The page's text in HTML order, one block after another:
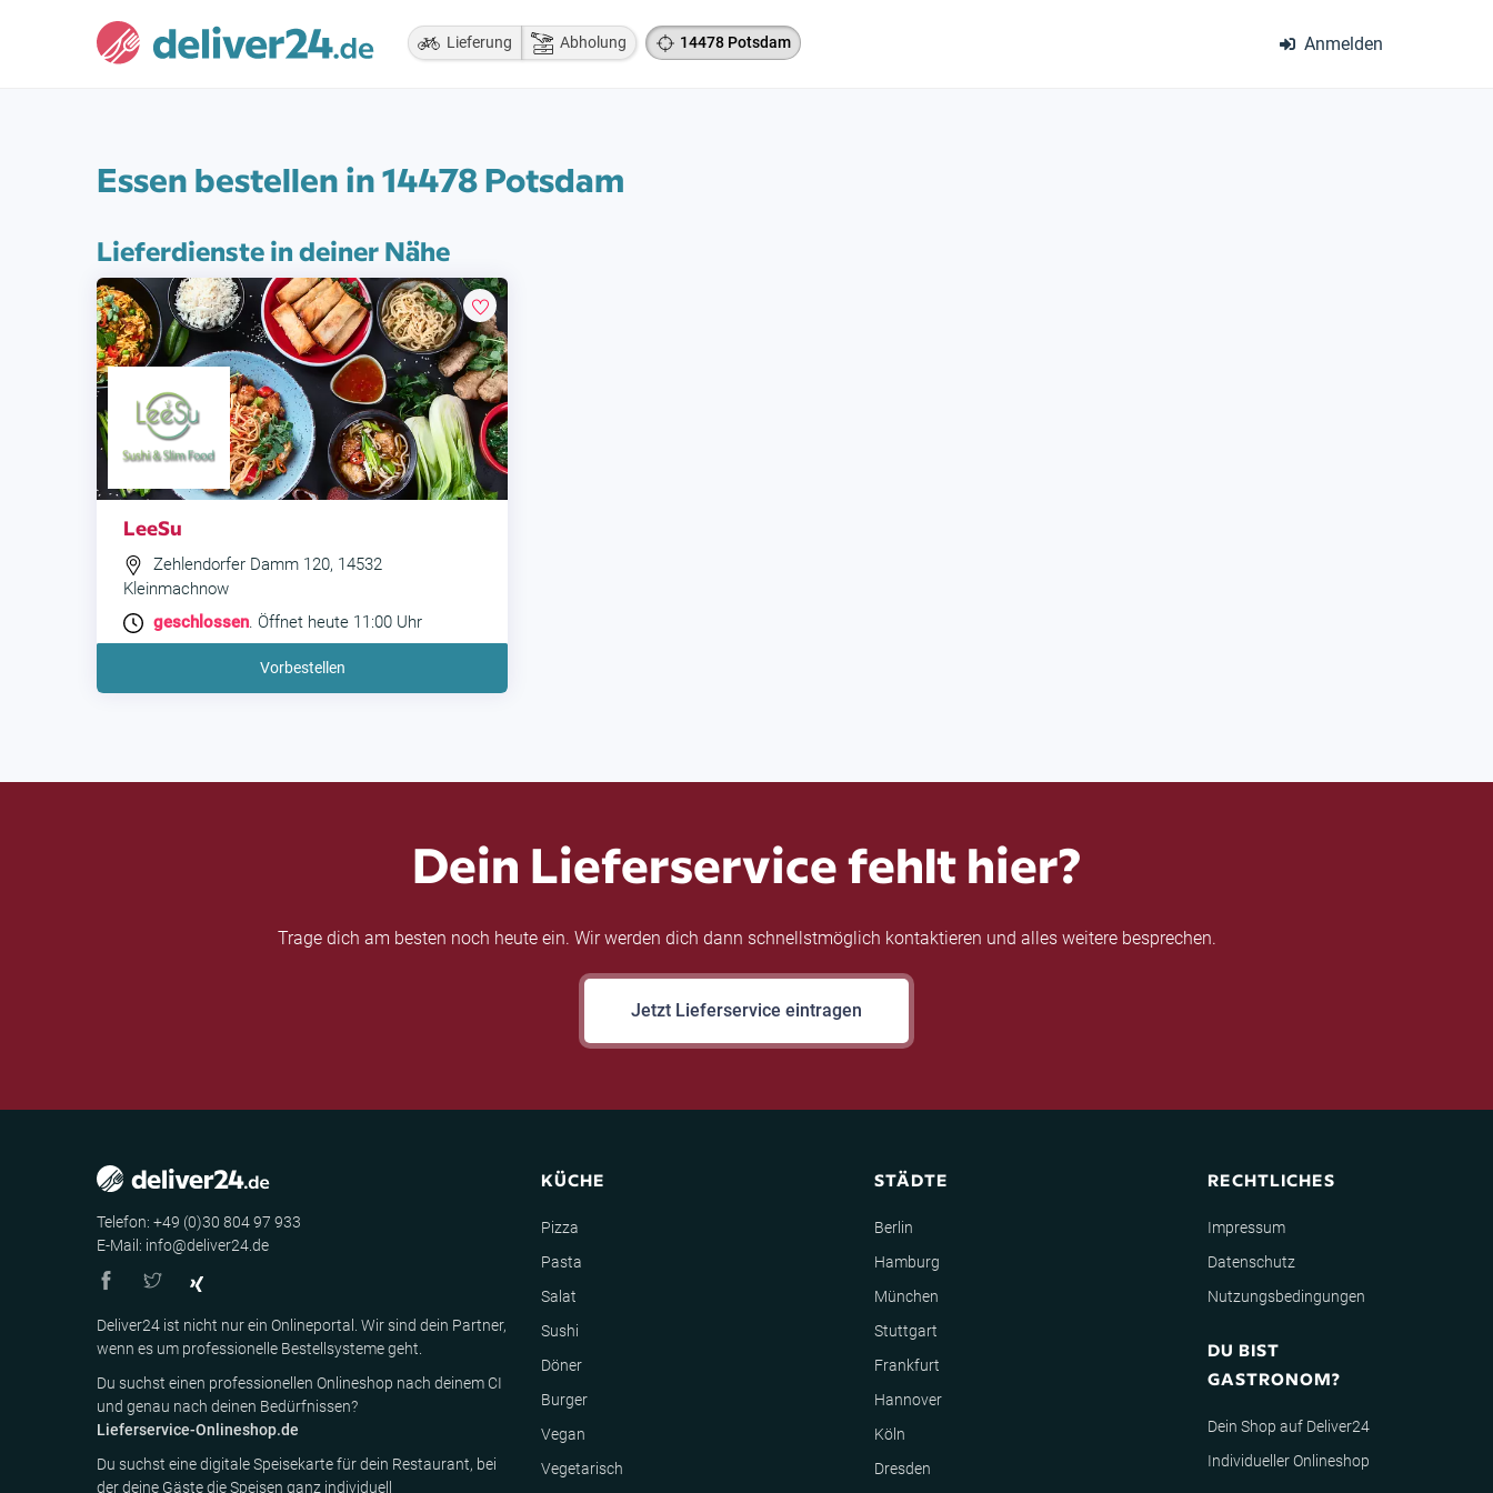
Anmelden
Lieferung Abholung 14478 Potsdam
Essen bestellen in 14478 Potsdam
Lieferdienste in deiner Nähe
LeeSu
Zehlendorfer Damm 120, 14532
Kleinmachnow
geschlossen. Öffnet heute 11:00 Uhr
Vorbestellen
Dein Lieferservice fehlt hier?
Trage dich am besten noch heute ein. Wir werden dich dann schnellstmöglich kontaktieren und alles weitere besprechen.
Jetzt Lieferservice eintragen
Telefon: +49 (0)30 804 97 933
E-Mail: info@deliver24.de
Deliver24 ist nicht nur ein Onlineportal. Wir sind dein Partner,
wenn es um professionelle Bestellsysteme geht.
Du suchst einen professionellen Onlineshop nach deinem CI
und genau nach deinen Bedürfnissen?
Lieferservice-Onlineshop.de
Du suchst eine digitale Speisekarte für dein Restaurant, bei
der deine Gäste die Speisen ganz individuell
KÜCHE
Pizza
Pasta
Salat
Sushi
Döner
Burger
Vegan
Vegetarisch
STÄDTE
Berlin
Hamburg
München
Stuttgart
Frankfurt
Hannover
Köln
Dresden
RECHTLICHES
Impressum
Datenschutz
Nutzungsbedingungen
DU BIST
GASTRONOM?
Dein Shop auf Deliver24
Individueller Onlineshop